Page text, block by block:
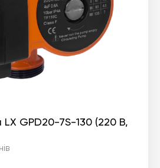
GPD20-7S-130 (220 В,